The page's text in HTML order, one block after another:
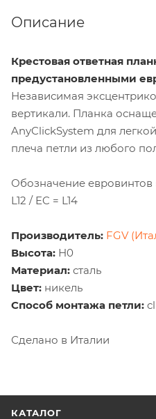
Описание
Крестовая ответная
предустановленными
Независимая
вертикали. Планка
AnyClickSystem для
плеча петли из любого
Обозначение евровинтов
L12 / EC = L14
Производитель: FGV
Высота: Н0
Материал: сталь
Цвет: никель
Способ монтажа петли:
Сделано в Италии
КАТАЛОГ